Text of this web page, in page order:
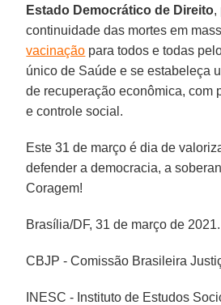
Estado Democrático de Direito,
continuidade das mortes em
vacinação para todos e todas
único de Saúde e se estabeleça
de recuperação econômica, com
e controle social.
Este 31 de março é dia de
defender a democracia, a
Coragem!
Brasília/DF, 31 de março de 2021.
CBJP - Comissão Brasileira
INESC - Instituto de Estudos